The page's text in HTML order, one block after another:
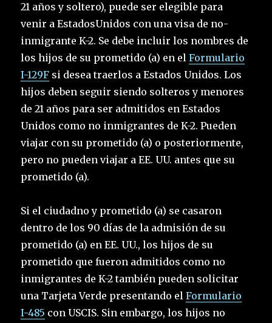
21 años y soltero), puede ser elegible para
venir a EstadosUnidos con una visa de no-
inmigrante K-2. Se debe incluir los nombres de
los hijos de su prometido (a) en elFormulario
I-129F si desea traerlos a Estados Unidos. Los
hijos deben seguir siendo solteros y menores
de 21 años para ser admitidos en Estados
Unidos como no inmigrantes de K-2. Pueden
viajar con su prometido (a) o posteriormente,
pero no pueden viajar a EE. UU. antes que su
prometido (a).
Si el ciudadno y prometido (a) se casaron
dentro de los 90 días de la admisión de su
prometido (a) en EE. UU., los hijos de su
prometido que fueron admitidos como no
inmigrantes de K-2 también pueden solicitar
una Tarjeta Verde presentando elFormulario
I-485 con USCIS. Sin embargo, los hijos no